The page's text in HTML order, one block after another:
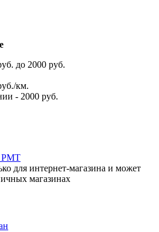
до 2000 руб.
км.
- 2000 руб.
PMT
для интернет-магазина и может
магазинах